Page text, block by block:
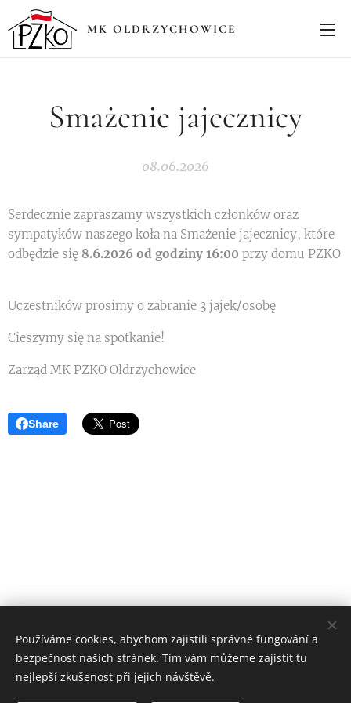
MK OLDRZYCHOWICE
Smażenie jajecznicy
08.06.2026
Serdecznie zapraszamy wszystkich członków oraz
sympatyków naszego koła na Smażenie jajecznicy, które
odbędzie się 8.6.2026 od godziny 16:00 przy domu PZKO
Uczestników prosimy o zabranie 3 jajek/osobę 🥚😉
Cieszymy się na spotkanie!
Zarząd MK PZKO Oldrzychowice
Share
Používáme cookies, abychom zajistili správné fungování a
bezpečnost našich stránek. Tím vám můžeme zajistit tu
nejlepší zkušenost při jejich návštěvě.